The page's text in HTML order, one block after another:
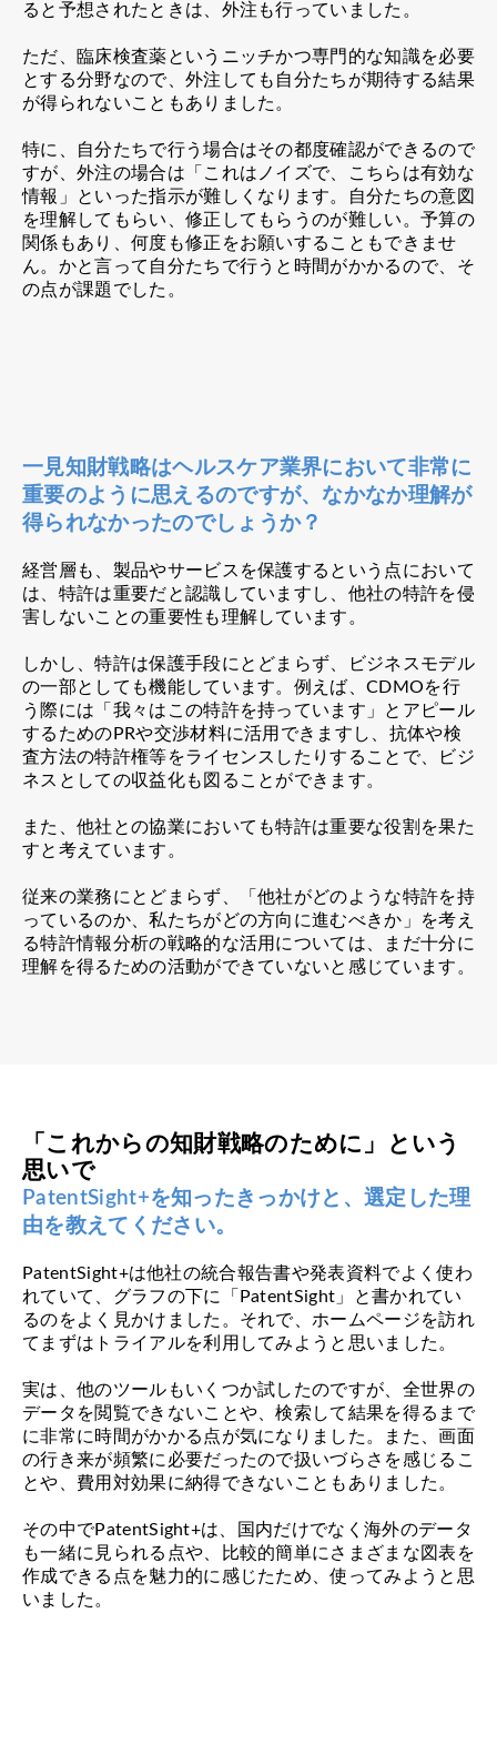
ると予想されたときは、外注も行っていました。
ただ、臨床検査薬というニッチかつ専門的な知識を必要
とする分野なので、外注しても自分たちが期待する結果
が得られないこともありました。
特に、自分たちで行う場合はその都度確認ができるので
すが、外注の場合は「これはノイズで、こちらは有効な
情報」といった指示が難しくなります。自分たちの意図
を理解してもらい、修正してもらうのが難しい。予算の
関係もあり、何度も修正をお願いすることもできませ
ん。かと言って自分たちで行うと時間がかかるので、そ
の点が課題でした。
一見知財戦略はヘルスケア業界において非常に
重要のように思えるのですが、なかなか理解が
得られなかったのでしょうか？
経営層も、製品やサービスを保護するという点において
は、特許は重要だと認識していますし、他社の特許を侵
害しないことの重要性も理解しています。
しかし、特許は保護手段にとどまらず、ビジネスモデル
の一部としても機能しています。例えば、CDMOを行
う際には「我々はこの特許を持っています」とアピール
するためのPRや交渉材料に活用できますし、抗体や検
査方法の特許権等をライセンスしたりすることで、ビジ
ネスとしての収益化も図ることができます。
また、他社との協業においても特許は重要な役割を果た
すと考えています。
従来の業務にとどまらず、「他社がどのような特許を持
っているのか、私たちがどの方向に進むべきか」を考え
る特許情報分析の戦略的な活用については、まだ十分に
理解を得るための活動ができていないと感じています。
「これからの知財戦略のために」という
思いで
PatentSight+を知ったきっかけと、選定した理
由を教えてください。
PatentSight+は他社の統合報告書や発表資料でよく使わ
れていて、グラフの下に「PatentSight」と書かれてい
るのをよく見かけました。それで、ホームページを訪れ
てまずはトライアルを利用してみようと思いました。
実は、他のツールもいくつか試したのですが、全世界の
データを閲覧できないことや、検索して結果を得るまで
に非常に時間がかかる点が気になりました。また、画面
の行き来が頻繁に必要だったので扱いづらさを感じるこ
とや、費用対効果に納得できないこともありました。
その中でPatentSight+は、国内だけでなく海外のデータ
も一緒に見られる点や、比較的簡単にさまざまな図表を
作成できる点を魅力的に感じたため、使ってみようと思
いました。